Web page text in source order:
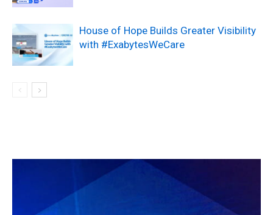
House of Hope Builds Greater Visibility
with #ExabytesWeCare